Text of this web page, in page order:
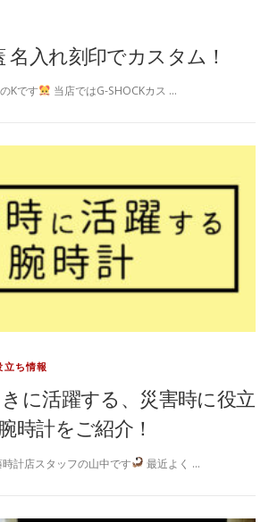
名入れ刻印でカスタム！
Kです 当店ではG-SHOCKカス …
立ち情報
に活躍する、災害時に役立
時計をご紹介！
計店スタッフの山中です 最近よく …